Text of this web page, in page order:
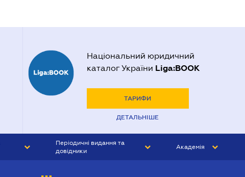
Національний юридичний
каталог України Liga:BOOK
ТАРИФИ
ДЕТАЛЬНІШЕ
Періодичні видання та
довідники
Академія